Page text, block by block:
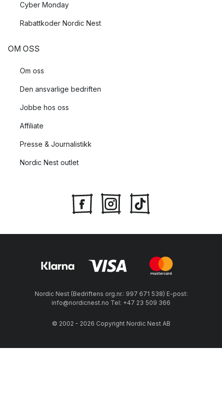
Cyber Monday
Rabattkoder Nordic Nest
OM OSS
Om oss
Den ansvarlige bedriften
Jobbe hos oss
Affiliate
Presse & Journalistikk
Nordic Nest outlet
Nordic Nest (Bedriftens org.nr.: 997 671 538) E-post:
info@nordicnest.no Tel: +47 23 509 366
© 2002 - 2026 Copyright Nordic Nest AB